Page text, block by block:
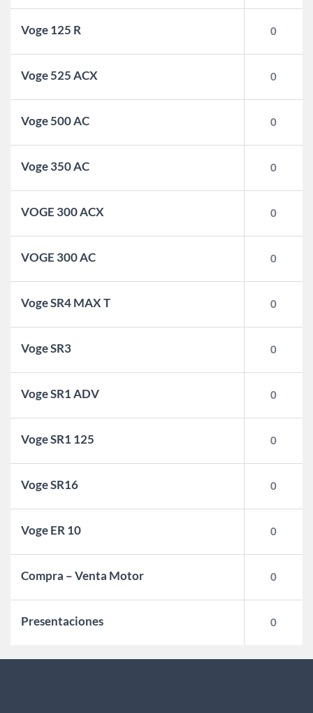
Voge 125 R 0
Voge 525 ACX 0
Voge 500 AC 0
Voge 350 AC 0
VOGE 300 ACX 0
VOGE 300 AC 0
Voge SR4 MAX T 0
Voge SR3 0
Voge SR1 ADV 0
Voge SR1 125 0
Voge SR16 0
Voge ER 10 0
Compra – Venta Motor 0
Presentaciones 0